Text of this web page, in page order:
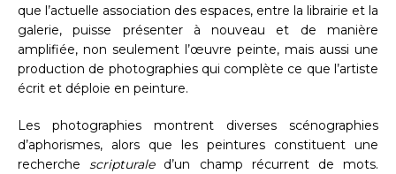
que l’actuelle association des espaces, entre la librairie et la
galerie, puisse présenter à nouveau et de manière
amplifiée, non seulement l’œuvre peinte, mais aussi une
production de photographies qui complète ce que l’artiste
écrit et déploie en peinture.
Les photographies montrent diverses scénographies
d’aphorismes, alors que les peintures constituent une
recherchescripturaled’un champ récurrent de mots.